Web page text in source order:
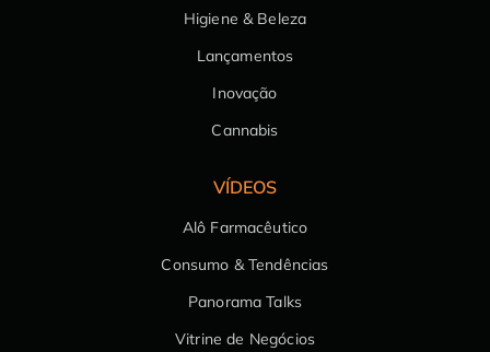
Higiene & Beleza
Lançamentos
Inovação
Cannabis
VÍDEOS
Alô Farmacêutico
Consumo & Tendências
Panorama Talks
Vitrine de Negócios